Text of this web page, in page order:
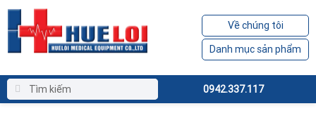
Về chúng tôi
Danh mục sản phẩm
0942.337.117